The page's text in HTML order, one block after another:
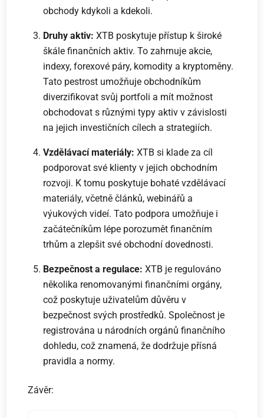
obchody kdykoli a kdekoli.
Druhy aktiv: XTB poskytuje přístup k široké
škále finančních aktiv. To zahrnuje akcie,
indexy, forexové páry, komodity a kryptoměny.
Tato pestrost umožňuje obchodníkům
diverzifikovat svůj portfoli a mít možnost
obchodovat s různými typy aktiv v závislosti
na jejich investičních cílech a strategiích.
Vzdělávací materiály: XTB si klade za cíl
podporovat své klienty v jejich obchodním
rozvoji. K tomu poskytuje bohaté vzdělávací
materiály, včetně článků, webinářů a
výukových videí. Tato podpora umožňuje i
začátečníkům lépe porozumět finančním
trhům a zlepšit své obchodní dovednosti.
Bezpečnost a regulace: XTB je regulováno
několika renomovanými finančními orgány,
což poskytuje uživatelům důvěru v
bezpečnost svých prostředků. Společnost je
registrována u národních orgánů finančního
dohledu, což znamená, že dodržuje přísná
pravidla a normy.
Závěr: